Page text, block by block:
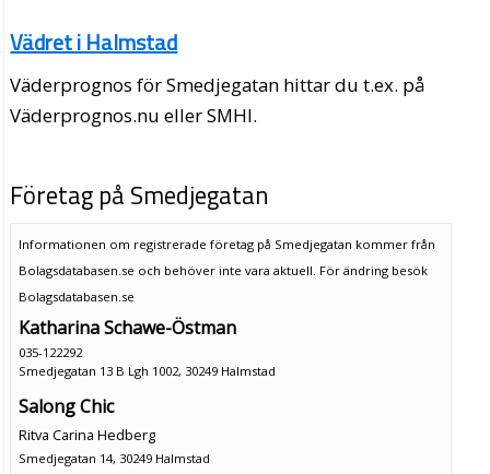
Vädret i Halmstad
Väderprognos för Smedjegatan hittar du t.ex. på
Väderprognos.nu eller SMHI.
Företag på Smedjegatan
Informationen om registrerade företag på Smedjegatan kommer från
Bolagsdatabasen.se och behöver inte vara aktuell. För ändring besök
Bolagsdatabasen.se
Katharina Schawe-Östman
035-122292
Smedjegatan 13 B Lgh 1002, 30249 Halmstad
Salong Chic
Ritva Carina Hedberg
Smedjegatan 14, 30249 Halmstad